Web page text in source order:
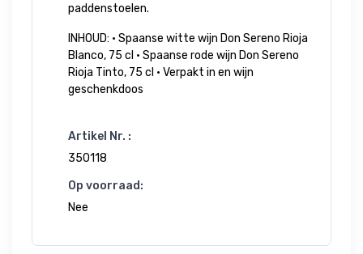
paddenstoelen.
INHOUD: • Spaanse witte wijn Don Sereno Rioja
Blanco, 75 cl • Spaanse rode wijn Don Sereno
Rioja Tinto, 75 cl • Verpakt in en wijn
geschenkdoos
Artikel Nr. :
350118
Op voorraad:
Nee